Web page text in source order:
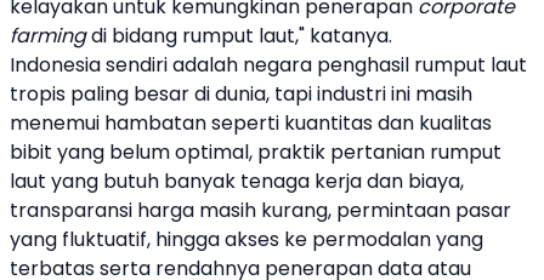
kelayakan untuk kemungkinan penerapan corporate
farmingdi bidang rumput laut," katanya.
Indonesia sendiri adalah negara penghasil rumput laut
tropis paling besar di dunia, tapi industri ini masih
menemui hambatan seperti kuantitas dan kualitas
bibit yang belum optimal, praktik pertanian rumput
laut yang butuh banyak tenaga kerja dan biaya,
transparansi harga masih kurang, permintaan pasar
yang fluktuatif, hingga akses ke permodalan yang
terbatas serta rendahnya penerapan data atau